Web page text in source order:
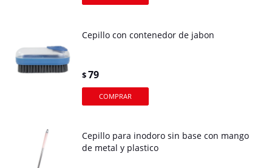
Cepillo con contenedor de jabon
$79
Cepillo para inodoro sin base con mango
de metal y plastico